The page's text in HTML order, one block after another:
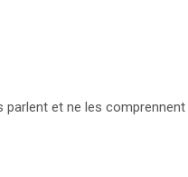
et ne les